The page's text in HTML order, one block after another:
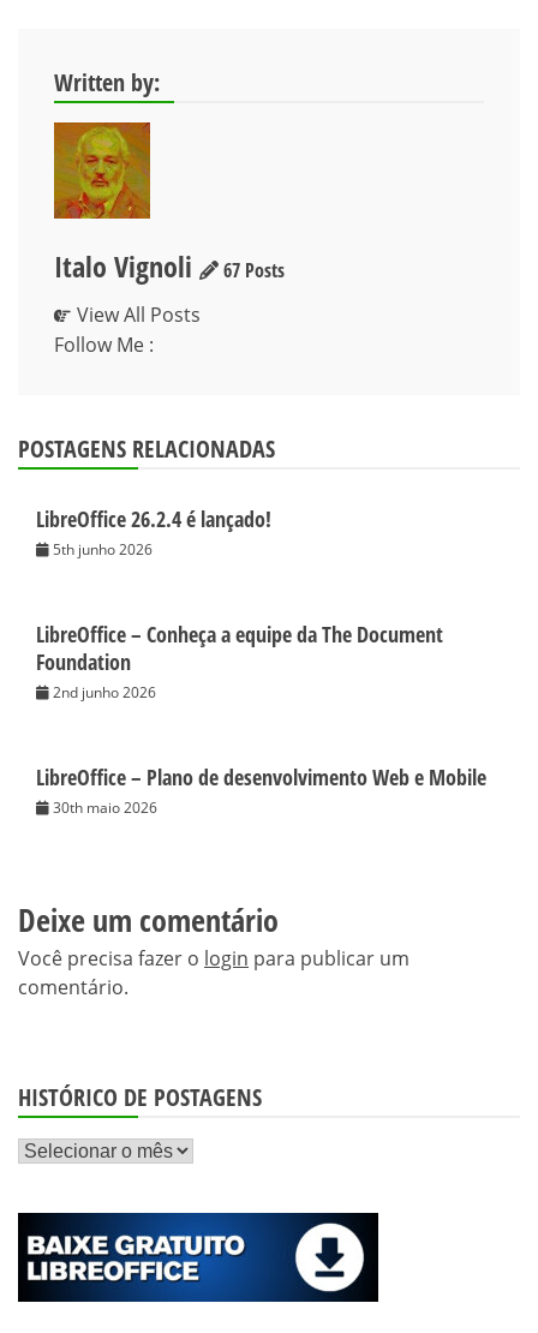
Written by:
Italo Vignoli
67 Posts
View All Posts
Follow Me :
POSTAGENS RELACIONADAS
LibreOffice 26.2.4 é lançado!
5th junho 2026
LibreOffice – Conheça a equipe da The Document
Foundation
2nd junho 2026
LibreOffice – Plano de desenvolvimento Web e Mobile
30th maio 2026
Deixe um comentário
Você precisa fazer o login para publicar um
comentário.
HISTÓRICO DE POSTAGENS
Histórico
postagens